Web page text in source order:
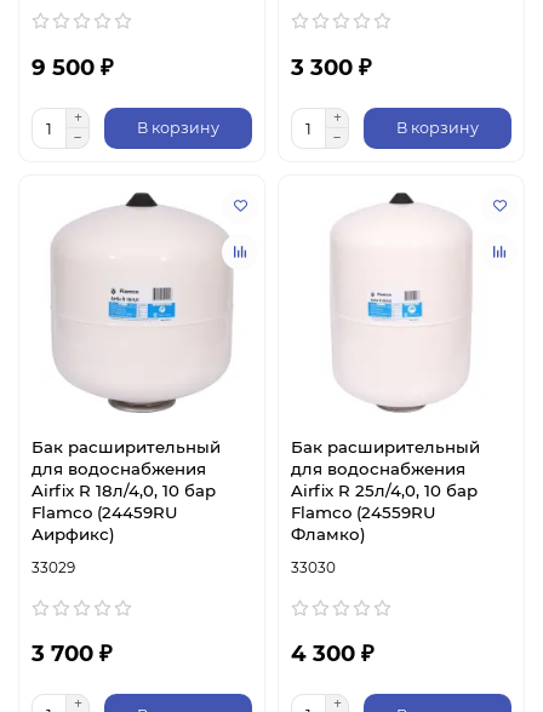
9 500 ₽
В корзину
3 300 ₽
В корзину
Бак расширительный
для водоснабжения
Airfix R 18л/4,0, 10 бар
Flamco (24459RU
Аирфикс)
33029
3 700 ₽
Бак расширительный
для водоснабжения
Airfix R 25л/4,0, 10 бар
Flamco (24559RU
Фламко)
33030
4 300 ₽